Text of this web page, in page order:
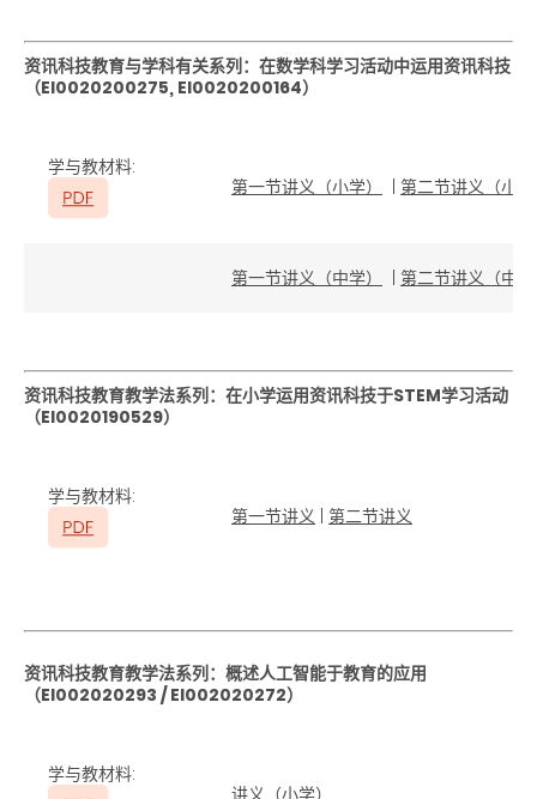
资讯科技教育与学科有关系列：在数学科学习活动中运用资讯科技
（EI0020200275, EI0020200164）
学与教材料:
第一节讲义（小学）
| 第二节讲义（小
第一节讲义（中学） | 第二节讲义（中
资讯科技教育教学法系列：在小学运用资讯科技于STEM学习活动
（EI0020190529）
学与教材料:
第一节讲义 | 第二节讲义
资讯科技教育教学法系列：概述人工智能于教育的应用
（EI002020293 / EI002020272）
学与教材料:
讲义（小学）